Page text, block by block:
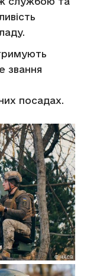
звання
посадах.